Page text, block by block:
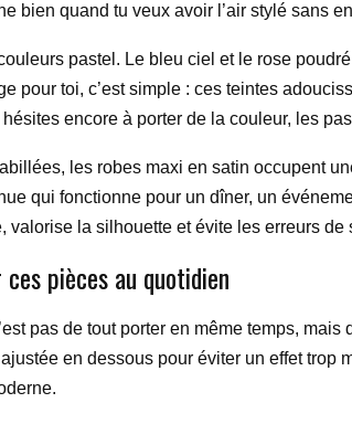
bien quand tu veux avoir l’air stylé sans
pastel. Le bleu ciel et le rose
pour toi, c’est simple : ces teintes
encore à porter de la couleur, les
les robes maxi en satin occupent
qui fonctionne pour un dîner, un
valorise la silhouette et évite les erreurs
pièces au quotidien
pas de tout porter en même temps,
en dessous pour éviter un effet trop